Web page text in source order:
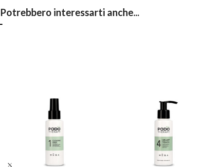
Potrebbero interessarti anche...